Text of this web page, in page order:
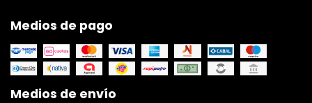
Medios de pago
Medios de envío